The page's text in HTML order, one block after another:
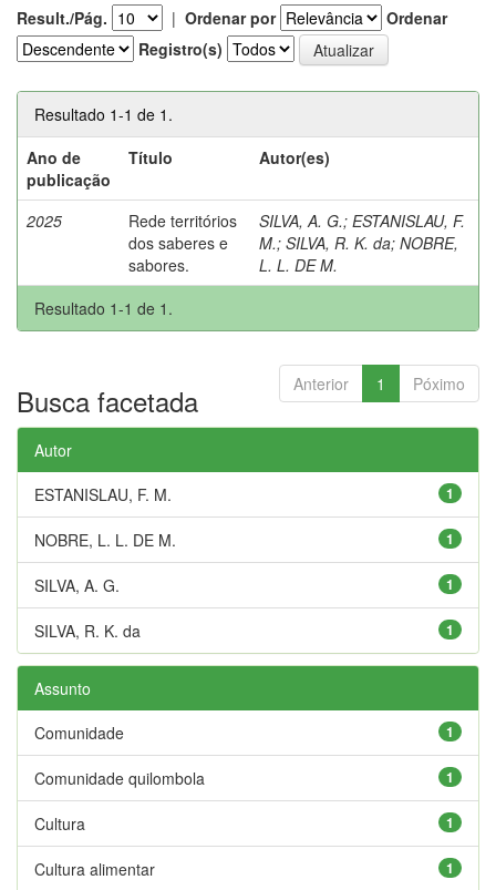
Result./Pág. | Ordenar por
Ordenar
Registro(s)
Resultado 1-1 de 1.
Ano de
publicação
Título Autor(es)
2025
Rede territórios
dos saberes e
sabores.
SILVA, A. G.; ESTANISLAU, F.
M.; SILVA, R. K. da; NOBRE,
L. L. DE M.
Resultado 1-1 de 1.
Anterior 1 Póximo
Busca facetada
Autor
1
ESTANISLAU, F. M.
1
NOBRE, L. L. DE M.
1
SILVA, A. G.
1
SILVA, R. K. da
Assunto
1
Comunidade
1
Comunidade quilombola
1
Cultura
1
Cultura alimentar